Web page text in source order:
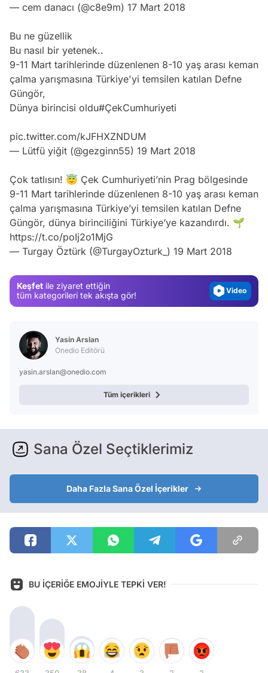
— cem danacı (@c8e9m) 17 Mart 2018
Bu ne güzellik
Bu nasıl bir yetenek..
9-11 Mart tarihlerinde düzenlenen 8-10 yaş arası keman
çalma yarışmasına Türkiye'yi temsilen katılan Defne
Güngör,
Dünya birincisi oldu#ÇekCumhuriyeti
pic.twitter.com/kJFHXZNDUM
— Lütfü yiğit (@gezginn55) 19 Mart 2018
Çok tatlısın! 😇 Çek Cumhuriyeti’nin Prag bölgesinde
9-11 Mart tarihlerinde düzenlenen 8-10 yaş arası keman
çalma yarışmasına Türkiye’yi temsilen katılan Defne
Güngör, dünya birinciliğini Türkiye’ye kazandırdı. 🌱
https://t.co/poIj2o1MjG
— Turgay Öztürk (@TurgayOzturk_) 19 Mart 2018
Keşfet ile ziyaret ettiğin
tüm kategorileri tek akışta gör!
Video
Test
Gündem
Video
Yasin Arslan
Onedio Editörü
yasin.arslan@onedio.com
Tüm içerikleri
Sana Özel Seçtiklerimiz
Daha Fazla Sana Özel İçerikler
BU İÇERİĞE EMOJİYLE TEPKİ VER!